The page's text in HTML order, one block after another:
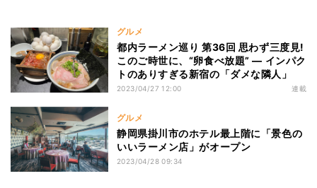
グルメ
都内ラーメン巡り 第36回 思わず三度見!
このご時世に、“卵食べ放題” ― インパク
トのありすぎる新宿の「ダメな隣人」
2023/04/27 12:00 連載
グルメ
静岡県掛川市のホテル最上階に「景色の
いいラーメン店」がオープン
2023/04/28 09:34